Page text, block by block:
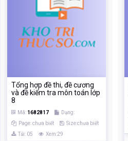
Tổng hợp đề thi, đề cương
và đề kiểm tra môn toán lớp
8
Mã: 1682817
Dạng:
Page: chưa biết
Size:chưa biết
Tải: 05
Xem:29